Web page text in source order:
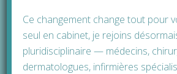
Ce changement change tout pour
seul en cabinet, je rejoins
pluridisciplinaire — médecins,
dermatologues, infirmières